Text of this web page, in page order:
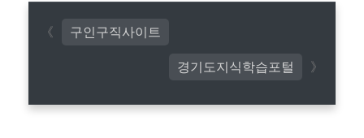
경기도지식학습포털
구인구직사이트